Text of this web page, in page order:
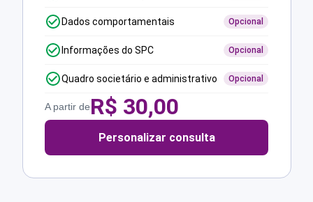
Dados comportamentais Opcional
Informações do SPC Opcional
Quadro societário e administrativo Opcional
A partir deR$ 30,00
Personalizar consulta